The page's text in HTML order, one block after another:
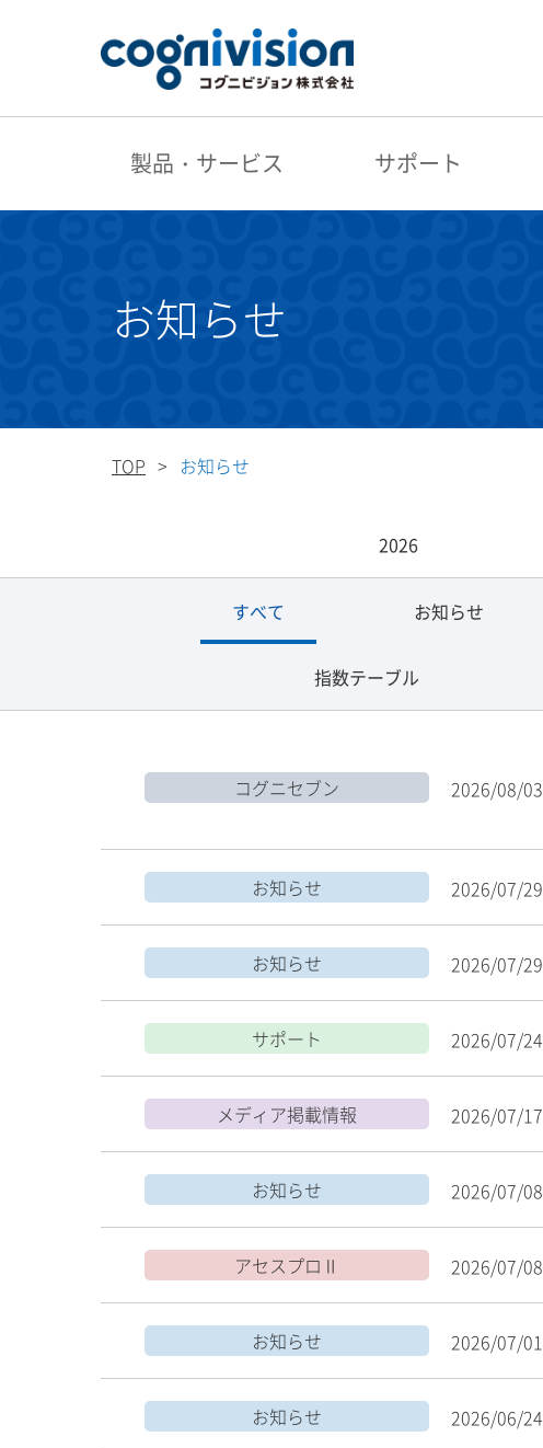
製品・サービス サポート
お知らせ
TOP お知らせ
2026
すべて お知らせ
指数テーブル
コグニセブン 2026/08/03
お知らせ 2026/07/29
お知らせ 2026/07/29
サポート 2026/07/24
メディア掲載情報 2026/07/17
お知らせ 2026/07/08
アセスプロⅡ 2026/07/08
お知らせ 2026/07/01
お知らせ 2026/06/24